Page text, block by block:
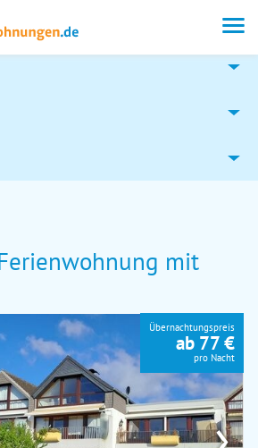
mit
Übernachtungspreis
ab 77 €
pro Nacht